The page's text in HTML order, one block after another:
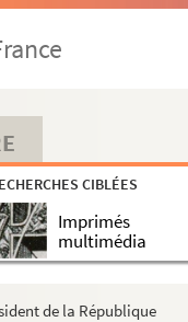
CIBLÉES
Imprimés
multimédia
de la République